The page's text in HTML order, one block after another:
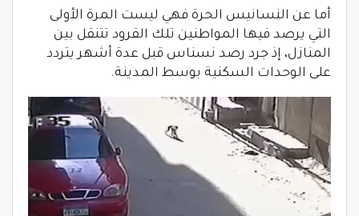
أما عن النسانيس الحرة فهي ليست المرة الأولى
التي يرصد فيها المواطنين تلك القرود تتنقل بين
المنازل، إذ جرد رصد نسناس قبل عدة أشهر يتردد
على الوحدات السكنية بوسط المدينة.